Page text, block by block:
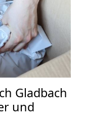
Gladbach
und